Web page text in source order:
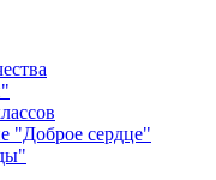
"Доброе сердце"